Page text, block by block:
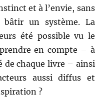
et à l’envie, sans
un système. La
été possible vu le
en compte – à
de chaque livre – ainsi
aussi diffus et
?